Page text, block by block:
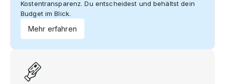
Kostentransparenz. Du entscheidest und behältst dein
Budget im Blick.
Mehr erfahren